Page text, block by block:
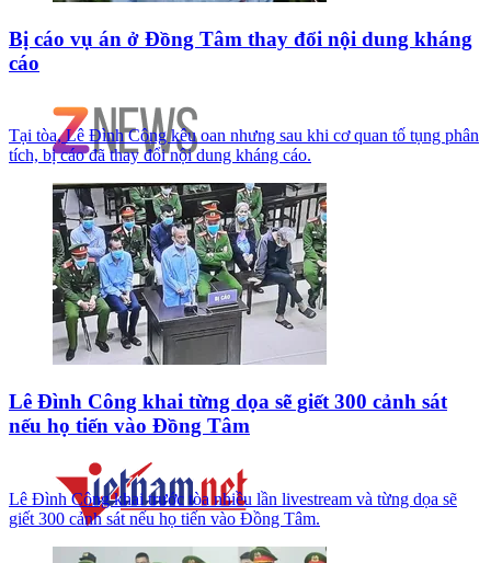
Bị cáo vụ án ở Đồng Tâm thay đổi nội dung kháng
cáo
Tại tòa, Lê Đình Công kêu oan nhưng sau khi cơ quan tố tụng phân
tích, bị cáo đã thay đổi nội dung kháng cáo.
Lê Đình Công khai từng dọa sẽ giết 300 cảnh sát
nếu họ tiến vào Đồng Tâm
Lê Đình Công khai trước tòa nhiều lần livestream và từng dọa sẽ
giết 300 cảnh sát nếu họ tiến vào Đồng Tâm.